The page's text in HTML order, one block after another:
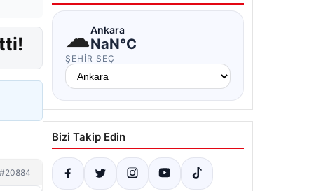
#20884
☁Ankara
NaN°C
ŞEHIR SEÇ
Bizi Takip Edin